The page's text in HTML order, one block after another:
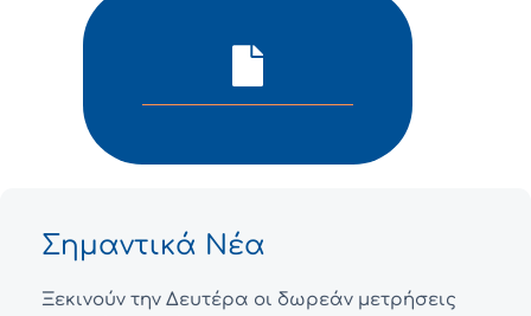
Σημαντικά Νέα
Ξεκινούν την Δευτέρα οι δωρεάν μετρήσεις